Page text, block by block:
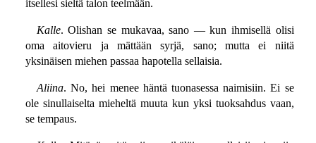
itsellesi sieltä talon teelmään.
Kalle. Olishan se mukavaa, sano — kun ihmisellä olisi
oma aitovieru ja mättään syrjä, sano; mutta ei niitä
yksinäisen miehen passaa hapotella sellaisia.
Aliina. No, hei menee häntä tuonasessa naimisiin. Ei se
ole sinullaiselta mieheltä muuta kun yksi tuoksahdus vaan,
se tempaus.